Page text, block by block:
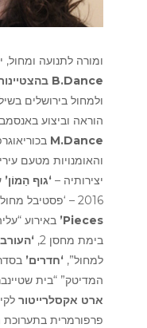
ומורה לתנועה ומחול, ילידת 1990. בוגרת
B.Dance
ולמחול בירושלים
הוראה וביצוע
M.Dance
והאומנויות מטעם
יצירותיה – ‘גוף הַמוֹן’
2016 – ‘פסטיבל מחול שלם’,
Pieces’ באירוע
בימת מחסן 2,
‘העורב
למחול”, ‘חדרים’
המדיטק” “בית
ארט אקסלרייטור
פרפורמרית